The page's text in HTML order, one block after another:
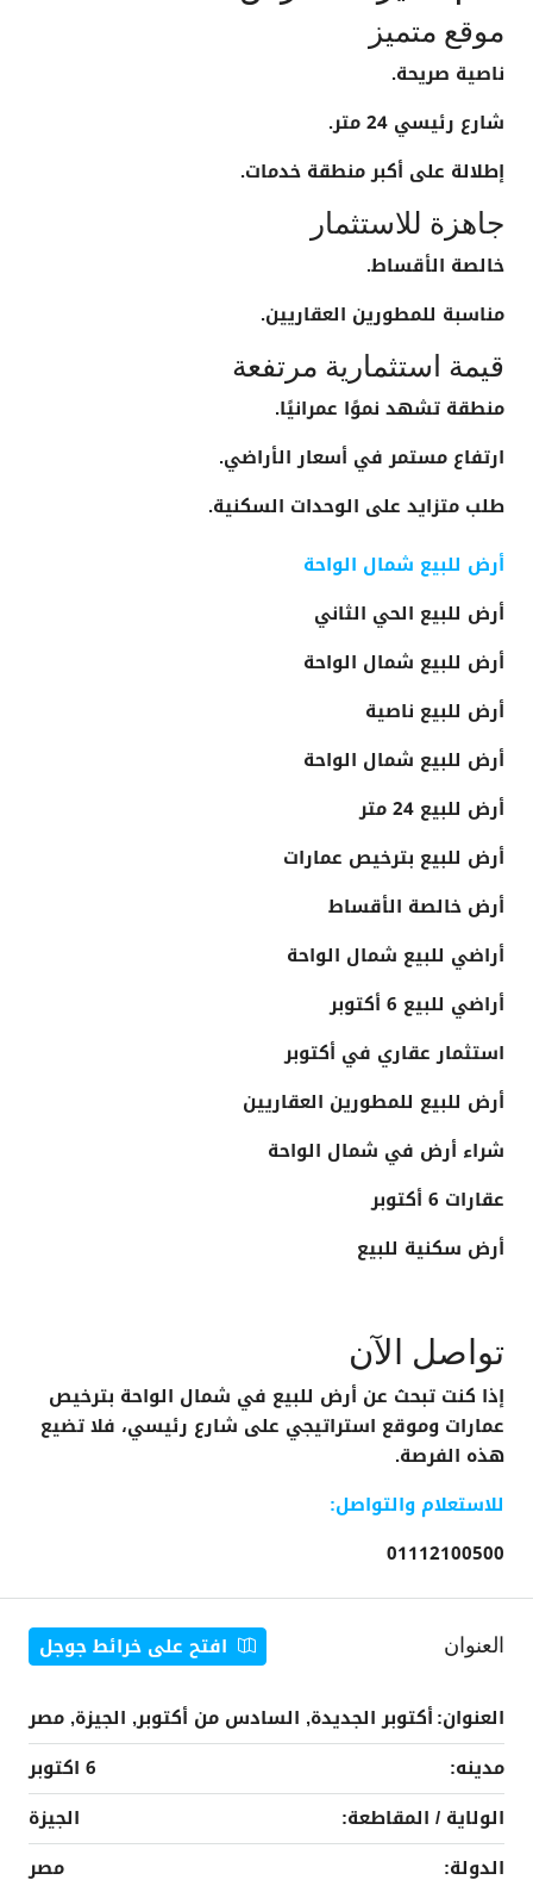
موقع متميز
ناصية صريحة.
شارع رئيسي 24 متر.
إطلالة على أكبر منطقة خدمات.
جاهزة للاستثمار
خالصة الأقساط.
مناسبة للمطورين العقاريين.
قيمة استثمارية مرتفعة
منطقة تشهد نموًا عمرانيًا.
ارتفاع مستمر في أسعار الأراضي.
طلب متزايد على الوحدات السكنية.
أرض للبيع شمال الواحة
أرض للبيع الحي الثاني
أرض للبيع شمال الواحة
أرض للبيع ناصية
أرض للبيع شمال الواحة
أرض للبيع 24 متر
أرض للبيع بترخيص عمارات
أرض خالصة الأقساط
أراضي للبيع شمال الواحة
أراضي للبيع 6 أكتوبر
استثمار عقاري في أكتوبر
أرض للبيع للمطورين العقاريين
شراء أرض في شمال الواحة
عقارات 6 أكتوبر
أرض سكنية للبيع
تواصل الآن
إذا كنت تبحث عن أرض للبيع في شمال الواحة بترخيص
عمارات وموقع استراتيجي على شارع رئيسي، فلا تضيع
هذه الفرصة.
للاستعلام والتواصل:
01112100500
العنوان افتح على خرائط جوجل
العنوان:أكتوبر الجديدة, السادس من أكتوبر, الجيزة, مصر
مدينه:
6 اكتوبر
الولاية / المقاطعة:
الجيزة
الدولة:
مصر